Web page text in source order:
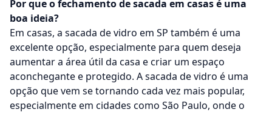
Por que o fechamento de sacada em casas é uma
boa ideia?
Em casas, a sacada de vidro em SP também é uma
excelente opção, especialmente para quem deseja
aumentar a área útil da casa e criar um espaço
aconchegante e protegido. A sacada de vidro é uma
opção que vem se tornando cada vez mais popular,
especialmente em cidades como São Paulo, onde o